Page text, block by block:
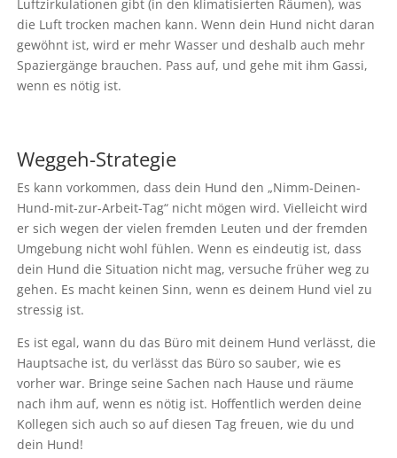
Luftzirkulationen gibt (in den klimatisierten Räumen), was
die Luft trocken machen kann. Wenn dein Hund nicht daran
gewöhnt ist, wird er mehr Wasser und deshalb auch mehr
Spaziergänge brauchen. Pass auf, und gehe mit ihm Gassi,
wenn es nötig ist.
Weggeh-Strategie
Es kann vorkommen, dass dein Hund den „Nimm-Deinen-
Hund-mit-zur-Arbeit-Tag“ nicht mögen wird. Vielleicht wird
er sich wegen der vielen fremden Leuten und der fremden
Umgebung nicht wohl fühlen. Wenn es eindeutig ist, dass
dein Hund die Situation nicht mag, versuche früher weg zu
gehen. Es macht keinen Sinn, wenn es deinem Hund viel zu
stressig ist.
Es ist egal, wann du das Büro mit deinem Hund verlässt, die
Hauptsache ist, du verlässt das Büro so sauber, wie es
vorher war. Bringe seine Sachen nach Hause und räume
nach ihm auf, wenn es nötig ist. Hoffentlich werden deine
Kollegen sich auch so auf diesen Tag freuen, wie du und
dein Hund!